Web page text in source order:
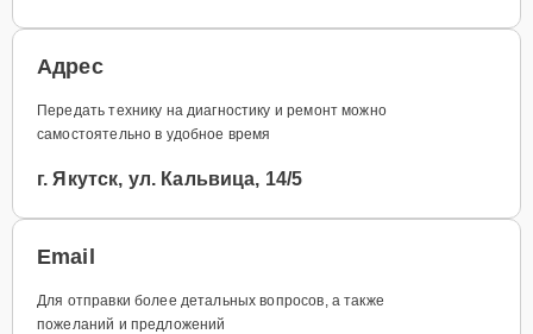
Адрес
Передать технику на диагностику и ремонт можно
самостоятельно в удобное время
г. Якутск, ул. Кальвица, 14/5
Email
Для отправки более детальных вопросов, а также
пожеланий и предложений